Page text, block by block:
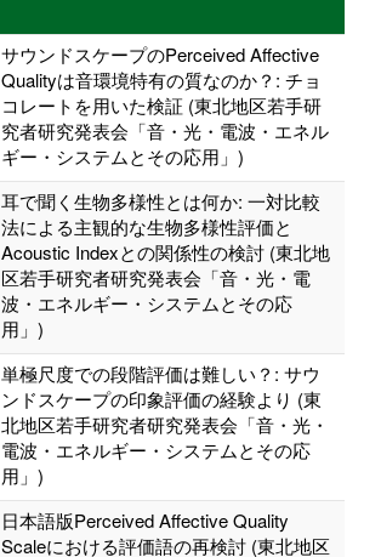
サウンドスケープのPerceived Affective
Qualityは音環境特有の質なのか？: チョ
コレートを用いた検証 (東北地区若手研
究者研究発表会「音・光・電波・エネル
ギー・システムとその応用」)
耳で聞く生物多様性とは何か: 一対比較
法による主観的な生物多様性評価と
Acoustic Indexとの関係性の検討 (東北地
区若手研究者研究発表会「音・光・電
波・エネルギー・システムとその応
用」)
単極尺度での段階評価は難しい？: サウ
ンドスケープの印象評価の経験より (東
北地区若手研究者研究発表会「音・光・
電波・エネルギー・システムとその応
用」)
日本語版Perceived Affective Quality
Scaleにおける評価語の再検討 (東北地区